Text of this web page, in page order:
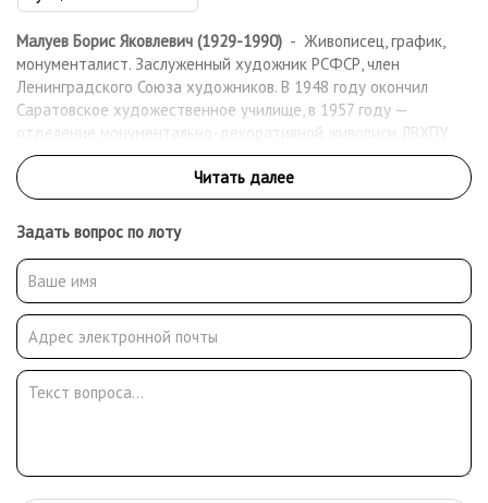
Малуев Борис Яковлевич (1929-1990) - Живописец, график,
монументалист. Заслуженный художник РСФСР, член
Ленинградского Союза художников. В 1948 году окончил
Саратовское художественное училище, в 1957 году —
отделение монументально-декоративной живописи ЛВХПУ
им. В.И. Мухиной. После окончания учёбы работал в творческой
группе Комбината живописно-оформительского искусства
Ленинградского отделения Художественного фонда РСФСР.
С 1957 года участвовал в выставках, экспонируя свои работы
вместе с произведениями ведущих мастеров
изобразительного искусства Ленинграда. Как живописец-
станковист писал исторические и жанровые картины,
портреты, пейзажи. Работы Б.Я. Малуева находятся во многих
региональных музеях, а также в частных коллекциях в России
и за рубежом.
Задать вопрос по лоту